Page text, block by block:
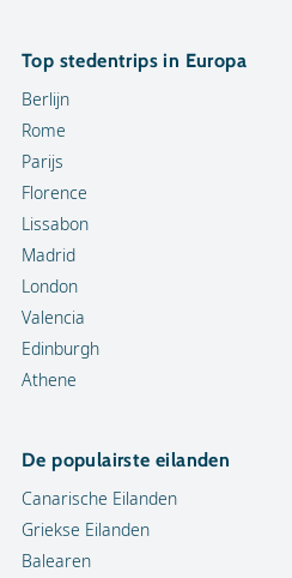
Top stedentrips in Europa
Berlijn
Rome
Parijs
Florence
Lissabon
Madrid
London
Valencia
Edinburgh
Athene
De populairste eilanden
Canarische Eilanden
Griekse Eilanden
Balearen